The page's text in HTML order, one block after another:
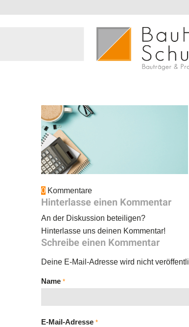
0 Kommentare
Hinterlasse einen Kommentar
An der Diskussion beteiligen?
Hinterlasse uns deinen Kommentar!
Schreibe einen Kommentar
Deine E-Mail-Adresse wird nicht
Name *
E-Mail-Adresse *